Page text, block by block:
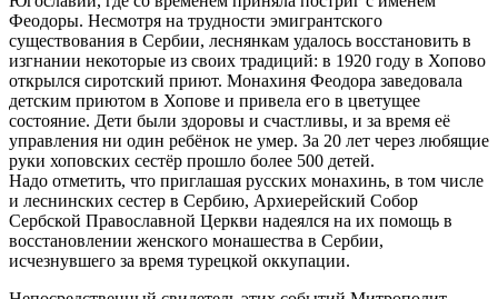
Феодоры. Несмотря на трудности эмигрантского
существования в Сербии, леснянкам удалось восстановить в
изгнании некоторые из своих традиций: в 1920 году в Хопово
открылся сиротский приют. Монахиня Феодора заведовала
детским приютом в Хопове и привела его в цветущее
состояние. Дети были здоровы и счастливы, и за время её
управления ни один ребёнок не умер. За 20 лет через любящие
руки хоповских сестёр прошло более 500 детей.
Надо отметить, что приглашая русских монахинь, в том числе
и леснинских сестер в Сербию, Архиерейский Собор
Сербской Православной Церкви надеялся на их помощь в
восстановлении женского монашества в Сербии,
исчезнувшего за время турецкой оккупации.